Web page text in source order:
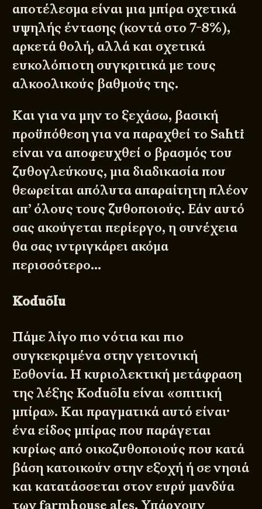
αποτέλεσμα είναι μια μπίρα σχετικά
υψηλής έντασης (κοντά στο 7-8%),
αρκετά θολή, αλλά και σχετικά
ευκολόπιοτη συγκριτικά με τους
αλκοολικούς βαθμούς της.
Και για να μην το ξεχάσω, βασική
προϋπόθεση για να παραχθεί το Sahti
είναι να αποφευχθεί ο βρασμός του
ζυθογλεύκους, μια διαδικασία που
θεωρείται απόλυτα απαραίτητη πλέον
απ’ όλους τους ζυθοποιούς. Εάν αυτό
σας ακούγεται περίεργο, η συνέχεια
θα σας ιντριγκάρει ακόμα
περισσότερο…
Koduõlu
Πάμε λίγο πιο νότια και πιο
συγκεκριμένα στην γειτονική
Εσθονία. Η κυριολεκτική μετάφραση
της λέξης Koduõlu είναι «σπιτική
μπίρα». Και πραγματικά αυτό είναι·
ένα είδος μπίρας που παράγεται
κυρίως από οικοζυθοποιούς που κατά
βάση κατοικούν στην εξοχή ή σε νησιά
και κατατάσσεται στον ευρύ μανδύα
των farmhouse ales. Υπάρχουν